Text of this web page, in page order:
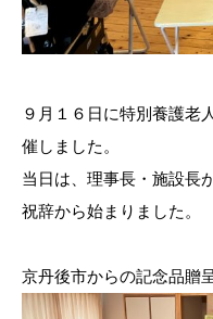
９月１６日に特別養護老
催しました。
当日は、理事長・施設長
祝辞から始まりました。
京丹後市からの記念品贈